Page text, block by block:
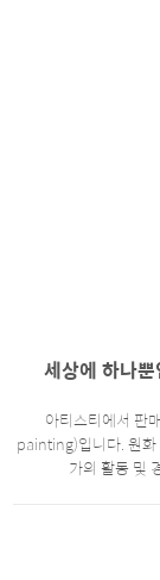
세상에 하나
아티스티에서 판
painting)입니다. 원화
가의 활동 및